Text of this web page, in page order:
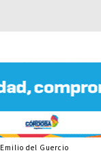
Emilio del Guercio